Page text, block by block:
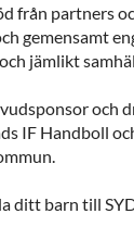
från partners
gemensamt
jämlikt
och
IF Handboll
ditt barn till